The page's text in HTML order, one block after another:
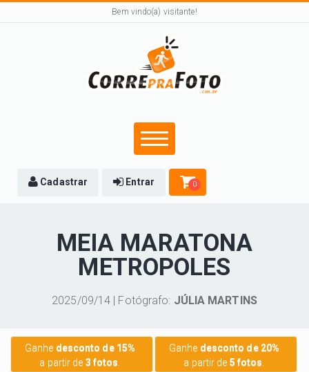
Bem vindo(a) visitante!
Cadastrar Entrar 0
MEIA MARATONA
METROPOLES
2025/09/14 | Fotógrafo: JÚLIA MARTINS
Ganhe desconto de 15%
a partir de 3 fotos
Ganhe desconto de 20%
a partir de 5 fotos